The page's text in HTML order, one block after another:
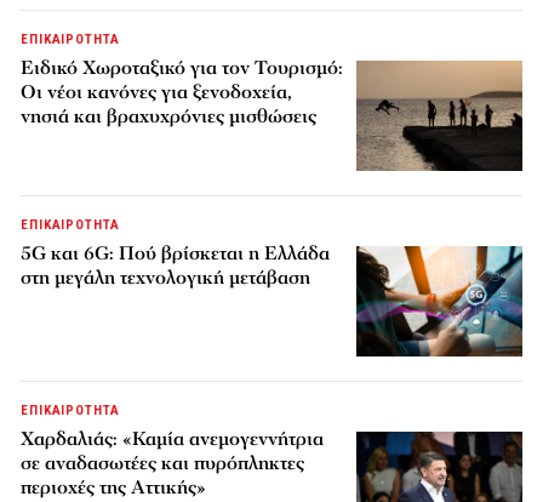
ΕΠΙΚΑΙΡΟΤΗΤΑ
Ειδικό Χωροταξικό για τον Τουρισμό:
Οι νέοι κανόνες για ξενοδοχεία,
νησιά και βραχυχρόνιες μισθώσεις
ΕΠΙΚΑΙΡΟΤΗΤΑ
5G και 6G: Πού βρίσκεται η Ελλάδα
στη μεγάλη τεχνολογική μετάβαση
ΕΠΙΚΑΙΡΟΤΗΤΑ
Χαρδαλιάς: «Καμία ανεμογεννήτρια
σε αναδασωτέες και πυρόπληκτες
περιοχές της Αττικής»